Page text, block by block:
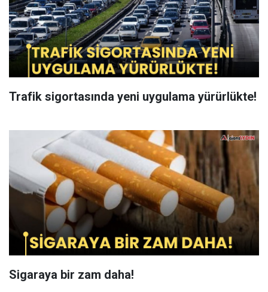
Trafik sigortasında yeni uygulama yürürlükte!
Sigaraya bir zam daha!